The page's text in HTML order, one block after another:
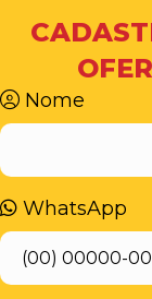
Nome
WhatsApp